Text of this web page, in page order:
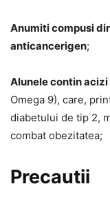
Anumiti compusi
anticancerigen;
Alunele contin
Omega 9), care,
diabetului de tip 2,
combat obezitatea;
Precautii